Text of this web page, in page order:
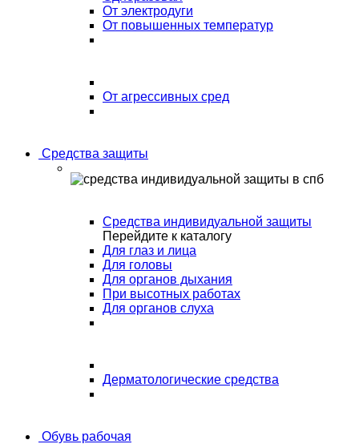
От электродуги
От повышенных температур
От агрессивных сред
Средства защиты
Средства индивидуальной защиты
Перейдите к каталогу
Для глаз и лица
Для головы
Для органов дыхания
При высотных работах
Для органов слуха
Дерматологические средства
Обувь рабочая